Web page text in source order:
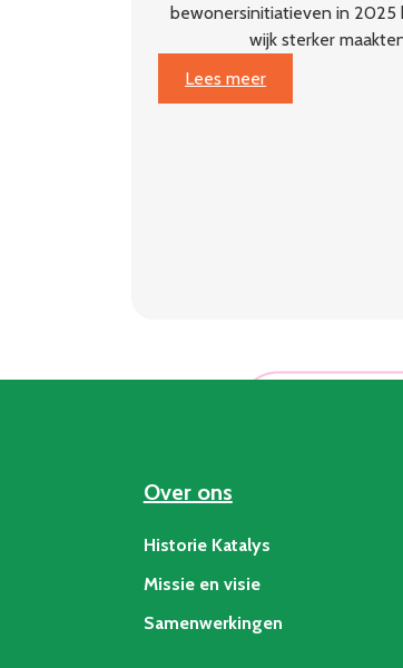
bewonersinitiatieven in 2025
wijk sterker
Lees meer
:
Jaarbericht
Over ons
Historie Katalys
Missie en visie
Samenwerkingen